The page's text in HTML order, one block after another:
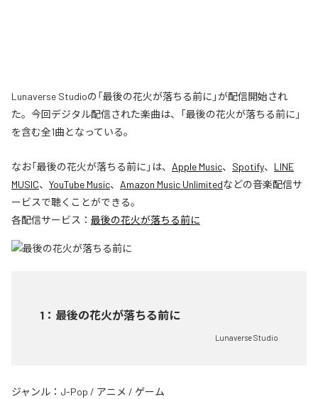
Lunaverse Studioの「最後の花火が落ちる前に」が配信開始され
た。今回デジタル配信された楽曲は、「最後の花火が落ちる前に」
を含む全1曲となっている。
なお「最後の花火が落ちる前に 」は、 Apple Music、 Spotify、 LINE
MUSIC、 YouTube Music、 Amazon Music Unlimitedなどの音楽配信サ
ービスで聴くことができる。
各配信サービス： 最後の花火が落ちる前に
1 ： 最後の花火が落ちる前に
Lunaverse Studio
ジャンル： J-Pop / アニメ / ゲーム